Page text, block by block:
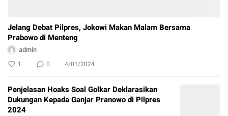
Jelang Debat Pilpres, Jokowi Makan Malam Bersama
Prabowo di Menteng
admin
1 0 4/01/2024
Penjelasan Hoaks Soal Golkar Deklarasikan
Dukungan Kepada Ganjar Pranowo di Pilpres
2024